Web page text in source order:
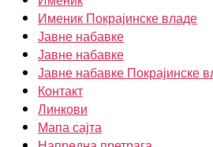
Именик Покрајинске владе
Јавне набавке
Јавне набавке
Јавне набавке Покрајинске
Контакт
Линкови
Мапа сајта